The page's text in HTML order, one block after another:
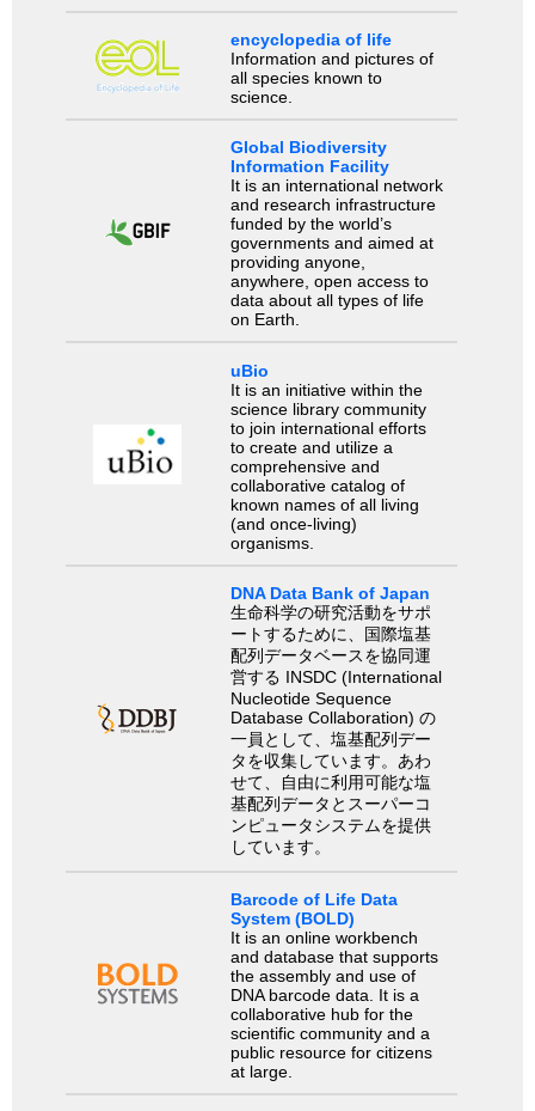
encyclopedia of life
Information and pictures of
all species known to
science.
Global Biodiversity
Information Facility
It is an international network
and research infrastructure
funded by the world’s
governments and aimed at
providing anyone,
anywhere, open access to
data about all types of life
on Earth.
uBio
It is an initiative within the
science library community
to join international efforts
to create and utilize a
comprehensive and
collaborative catalog of
known names of all living
(and once-living)
organisms.
DNA Data Bank of Japan
生命科学の研究活動をサポ
ートするために、国際塩基
配列データベースを協同運
営する INSDC (International
Nucleotide Sequence
Database Collaboration) の
一員として、塩基配列デー
タを収集しています。あわ
せて、自由に利用可能な塩
基配列データとスーパーコ
ンピュータシステムを提供
しています。
Barcode of Life Data
System (BOLD)
It is an online workbench
and database that supports
the assembly and use of
DNA barcode data. It is a
collaborative hub for the
scientific community and a
public resource for citizens
at large.